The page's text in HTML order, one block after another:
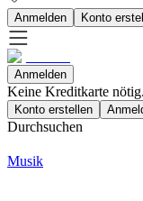
Anmelden Konto
Anmelden
Keine Kreditkarte
Konto erstellen
Durchsuchen
Musik